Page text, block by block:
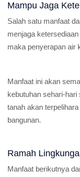
Mampu Jaga
Salah satu manfaat
menjaga
maka penyerapan air
Manfaat ini akan
kebutuhan sehari-
tanah akan
bangunan.
Ramah
Manfaat berikutnya